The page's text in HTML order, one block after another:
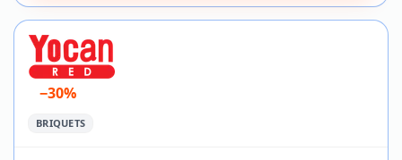
−30%
BRIQUETS